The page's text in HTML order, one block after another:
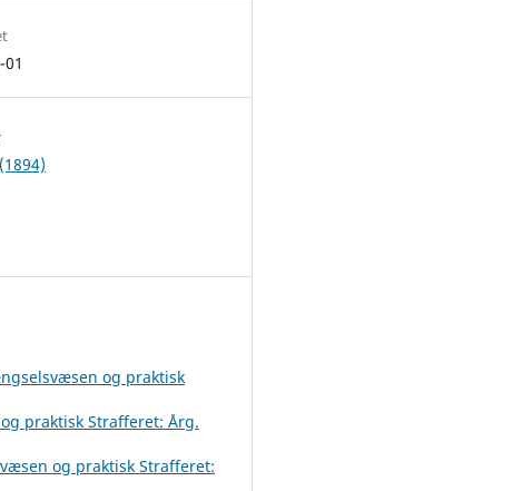
og praktisk
praktisk Strafferet: Årg.
og praktisk Strafferet: